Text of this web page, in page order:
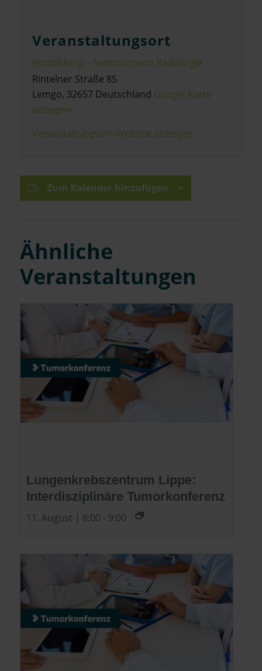
Veranstaltungsort
Fortbildung – Seminarraum Radiologie
Rintelner Straße 85
Lemgo, 32657 Deutschland Google Karte
anzeigen
Veranstaltungsort-Website anzeigen
Zum Kalender hinzufügen
Ähnliche
Veranstaltungen
Lungenkrebszentrum Lippe:
Interdisziplinäre Tumorkonferenz
11. August | 8:00 - 9:00